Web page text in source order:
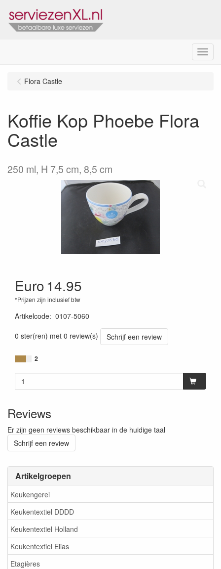
Menu
Artikelgroepen
Keukengerei
Keukentextiel DDDD
Keukentextiel Holland
Keukentextiel Elias
Etagières
Flora Castle
Koffie Kop Phoebe Flora
Castle
250 ml, H 7,5 cm, 8,5 cm
Euro14.95
*Prijzen zijn inclusief btw
Artikelcode: 0107-5060
0 ster(ren) met 0 review(s)
Schrijf een review
2
Reviews
Er zijn geen reviews beschikbaar in de huidige taal
Schrijf een review